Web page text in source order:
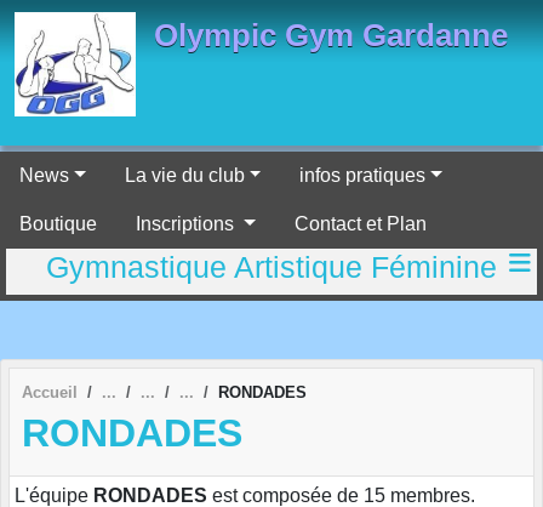
Olympic Gym Gardanne
News La vie du club infos pratiques
Boutique Inscriptions Contact et Plan
Gymnastique Artistique Féminine
Accueil RONDADES
RONDADES
L'équipe RONDADES est composée de 15 membres.
Panneau de gestion des cookies